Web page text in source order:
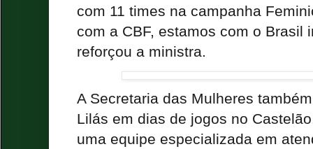
com 11 times na campanha
com a CBF, estamos com o Brasil
reforçou a ministra.
A Secretaria das Mulheres
Lilás em dias de jogos no
uma equipe especializada em